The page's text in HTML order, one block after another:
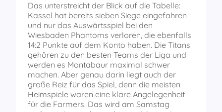
Das unterstreicht der Blick auf die Tabelle:
Kassel hat bereits sieben Siege eingefahren
und nur das Auswärtsspiel bei den
Wiesbaden Phantoms verloren, die ebenfalls
14:2 Punkte auf dem Konto haben. Die Titans
gehören zu den besten Teams der Liga und
werden es Montabaur maximal schwer
machen. Aber genau darin liegt auch der
große Reiz für das Spiel, denn die meisten
Heimspiele waren eine klare Angelegenheit
für die Farmers. Das wird am Samstag